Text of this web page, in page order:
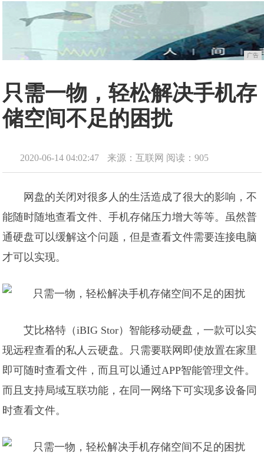
广告
只需一物，轻松解决手机存
储空间不足的困扰
2020-06-14 04:02:47 来源：互联网 阅读：905
网盘的关闭对很多人的生活造成了很大的影响，不
能随时随地查看文件、手机存储压力增大等等。虽然普
通硬盘可以缓解这个问题，但是查看文件需要连接电脑
才可以实现。
艾比格特（iBIG Stor）智能移动硬盘，一款可以实
现远程查看的私人云硬盘。只需要联网即使放置在家里
即可随时查看文件，而且可以通过APP智能管理文件。
而且支持局域互联功能，在同一网络下可实现多设备同
时查看文件。